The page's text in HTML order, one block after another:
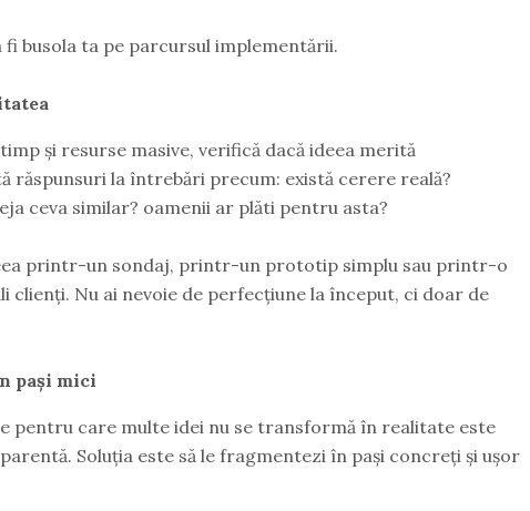
fi busola ta pe parcursul implementării.
și resurse masive, verifică dacă ideea merită
răspunsuri la întrebări precum: există cerere reală?
ceva similar? oamenii ar plăti pentru asta?
printr-un sondaj, printr-un prototip simplu sau printr-o
clienți. Nu ai nevoie de perfecțiune la început, ci doar de
pași mici
pentru care multe idei nu se transformă în realitate este
Soluția este să le fragmentezi în pași concreți și ușor